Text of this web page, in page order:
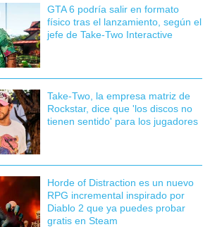
GTA 6 podría salir en formato
físico tras el lanzamiento, según el
jefe de Take-Two Interactive
Take-Two, la empresa matriz de
Rockstar, dice que 'los discos no
tienen sentido' para los jugadores
Horde of Distraction es un nuevo
RPG incremental inspirado por
Diablo 2 que ya puedes probar
gratis en Steam